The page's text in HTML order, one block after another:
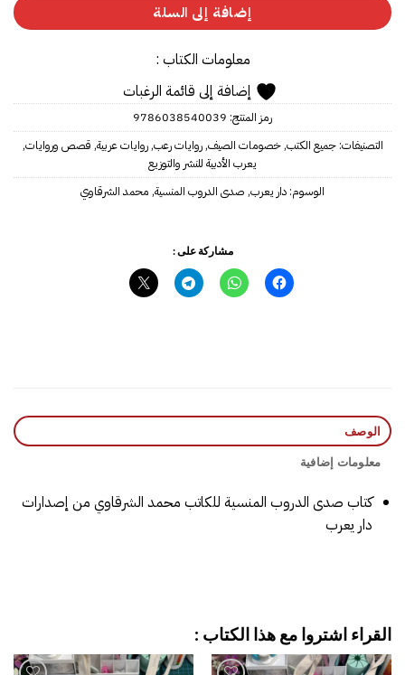
إضافة إلى السلة
معلومات الكتاب :
إضافة إلى قائمة الرغبات
رمز المنتج: 9786038540039‎‎
التصنيفات:جميع الكتب,خصومات الصيف,روايات رعب,روايات عربية, قصص وروايات,
يعرب الأدبية للنشر والتوزيع
الوسوم: دار يعرب, صدى الدروب المنسية,
مشاركة على :
الوصف
معلومات إضافية
كتاب صدى الدروب المنسية للكاتب ‎محمد الشرقاوي‎ من إصدارات
دار يعرب
القراء اشتروا مع هذا الكتاب :